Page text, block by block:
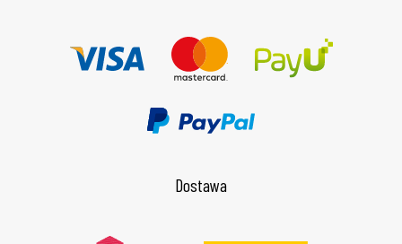
Dostawa